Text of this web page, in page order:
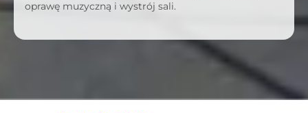
oprawę muzyczną i wystrój sali.